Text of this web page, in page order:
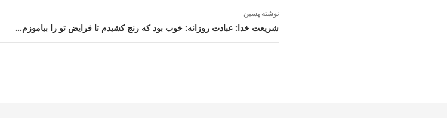
نوشته پسین
شریعت خدا: عبادت روزانه: خوب بود که رنج کشیدم تا فرایض تو را بیاموزم…